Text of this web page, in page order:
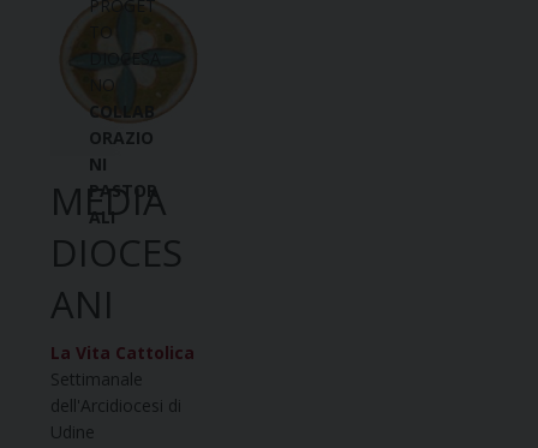
PROGET
NO
COLLAB
ORAZIO
NI
PASTOR
ALI
MEDIA
DIOCES
ANI
La Vita Cattolica
Settimanale
dell'Arcidiocesi di
Udine